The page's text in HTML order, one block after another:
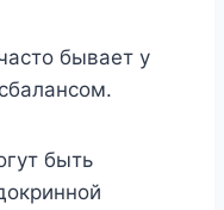
бывaeт y
быть